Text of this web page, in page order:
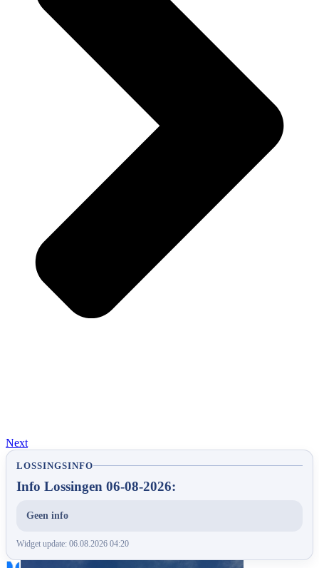
Next
LOSSINGSINFO
Info Lossingen 06-08-2026:
Geen info
Widget update: 06.08.2026 04:20